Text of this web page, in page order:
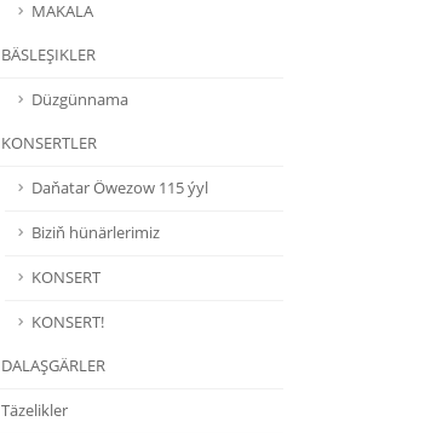
MAKALA
BÄSLEŞIKLER
Düzgünnama
KONSERTLER
Daňatar Öwezow 115 ýyl
Biziň hünärlerimiz
KONSERT
KONSERT!
DALAŞGÄRLER
Täzelikler